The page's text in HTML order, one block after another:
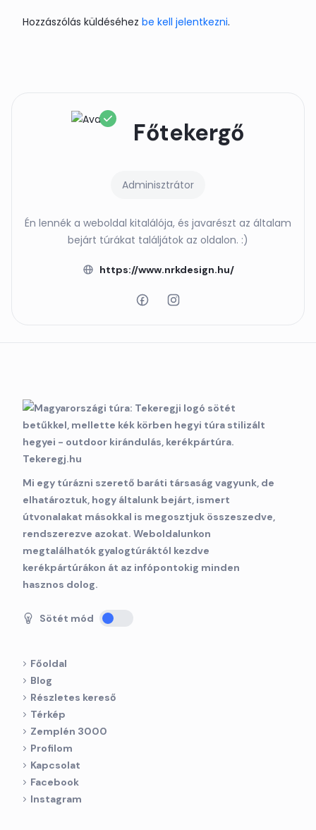
Főtekergő
Adminisztrátor
Én lennék a weboldal kitalálója, és javarészt az általam
bejárt túrákat találjátok az oldalon. :)
https://www.nrkdesign.hu/
Hozzászólás küldéséhez be kell jelentkezni.
Mi egy túrázni szerető baráti társaság vagyunk, de
elhatároztuk, hogy általunk bejárt, ismert
útvonalakat másokkal is megosztjuk összeszedve,
rendszerezve azokat. Weboldalunkon
megtalálhatók gyalogtúráktól kezdve
kerékpártúrákon át az infópontokig minden
hasznos dolog.
Sötét mód
Főoldal
Blog
Részletes kereső
Térkép
Zemplén 3000
Profilom
Kapcsolat
Facebook
Instagram